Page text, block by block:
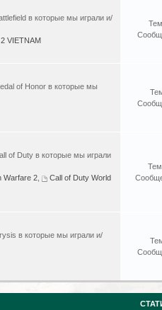
в которые мы играли и/
VIETNAM
of Honor в которые мы
of Duty в которые мы играли
Warfare 2
Call of Duty World
в которые мы играли и/